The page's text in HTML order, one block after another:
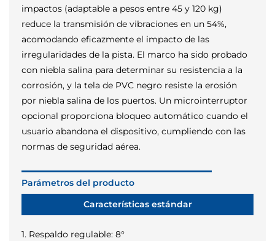
impactos (adaptable a pesos entre 45 y 120 kg)
reduce la transmisión de vibraciones en un 54%,
acomodando eficazmente el impacto de las
irregularidades de la pista. El marco ha sido probado
con niebla salina para determinar su resistencia a la
corrosión, y la tela de PVC negro resiste la erosión
por niebla salina de los puertos. Un microinterruptor
opcional proporciona bloqueo automático cuando el
usuario abandona el dispositivo, cumpliendo con las
normas de seguridad aérea.
Parámetros del producto
Características estándar
1. Respaldo regulable: 8°